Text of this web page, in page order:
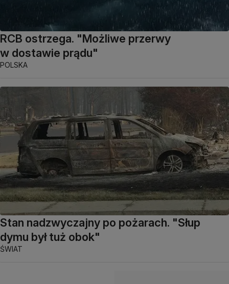
RCB ostrzega. "Możliwe przerwy
w dostawie prądu"
POLSKA
Stan nadzwyczajny po pożarach. "Słup
dymu był tuż obok"
ŚWIAT